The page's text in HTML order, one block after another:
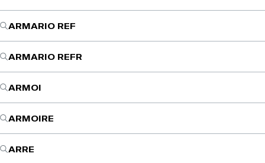
ARMARIO REF
ARMARIO REFR
ARMOI
ARMOIRE
ARRE